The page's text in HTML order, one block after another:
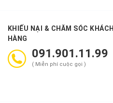
KHIẾU NẠI & CHĂM SÓC KHÁCH
HÀNG
091.901.11.99
( Miễn phí cuộc gọi )